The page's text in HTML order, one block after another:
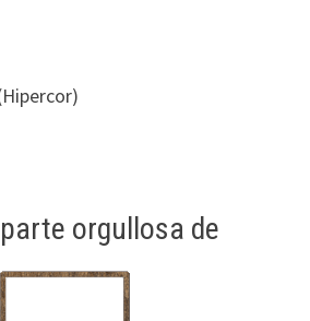
orgullosa de